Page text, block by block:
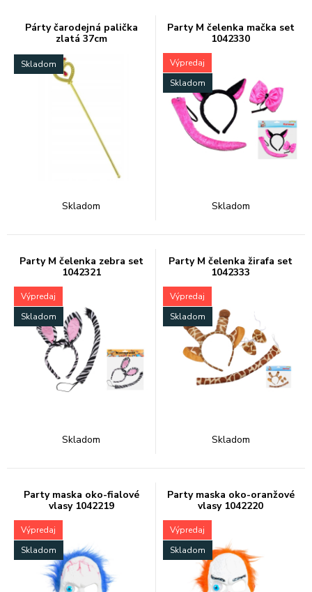
Párty čarodejná palička
zlatá 37cm
Skladom
Skladom
Party M čelenka mačka set
1042330
Výpredaj
Skladom
Skladom
Party M čelenka zebra set
1042321
Výpredaj
Skladom
Skladom
Party M čelenka žirafa set
1042333
Výpredaj
Skladom
Skladom
Party maska oko-fialové
vlasy 1042219
Výpredaj
Skladom
Party maska oko-oranžové
vlasy 1042220
Výpredaj
Skladom